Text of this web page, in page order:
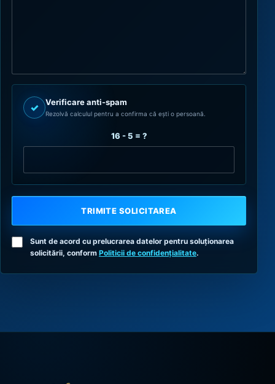
✓ Verificare anti-spam
Rezolvă calculul pentru a confirma că ești o persoană.
16 - 5 = ?
TRIMITE SOLICITAREA
Sunt de acord cu prelucrarea datelor pentru soluționarea
solicitării, conform Politicii de confidențialitate.